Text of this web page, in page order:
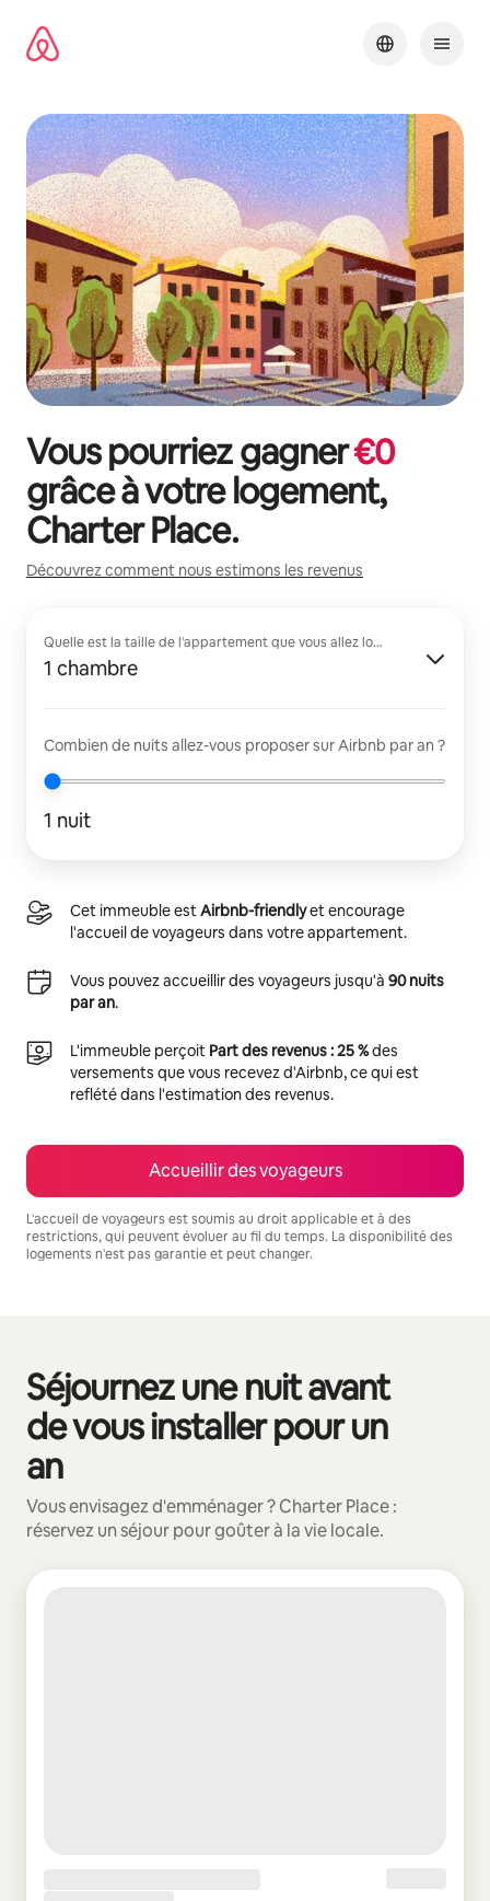
directement
Vous pourriez gagner€0
grâce à votre logement,
Charter Place.
Découvrez comment nous estimons les revenus
Quelle est la taille de l'appartement que vous allez louer ?
1 chambre
Combien de nuits allez-vous proposer sur Airbnb par an ?
1 nuit
Cet immeuble estAirbnb-friendlyet encourage
l'accueil de voyageurs dans votre appartement.
Vous pouvez accueillir des voyageurs jusqu'à 90 nuits
par an.
L'immeuble perçoit Part des revenus : 25 %des
versements que vous recevez d'Airbnb, ce qui est
reflété dans l'estimation des revenus.
Accueillir des voyageurs
L'accueil de voyageurs est soumis au droit applicable et à des
restrictions, qui peuvent évoluer au fil du temps. La disponibilité des
logements n'est pas garantie et peut changer.
Séjournez une nuit avant
de vous installer pour un
an
Vous envisagez d'emménager ? Charter Place :
réservez un séjour pour goûter à la vie locale.
0 sur 0 élément visible